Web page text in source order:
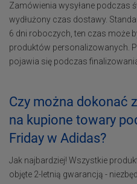
Zamówienia wysyłane podczas
wydłużony czas dostawy.
6 dni roboczych, ten czas może
produktów personalizowanych.
pojawia się podczas
Czy można dokonać
na kupione towary
Friday w Adidas?
Jak najbardziej! Wszystkie
objęte 2-letnią gwarancją -